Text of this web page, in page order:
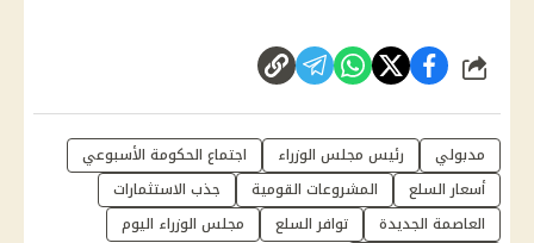
شارك
مدبولي رئيس مجلس الوزراء
اجتماع الحكومة الأسبوعي
أسعار السلع
المشروعات القومية
جذب الاستثمارات
العاصمة الجديدة
توافر السلع
مجلس الوزراء اليوم